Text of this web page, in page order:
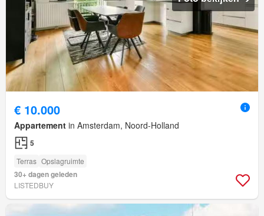
€ 10.000
Appartement in Amsterdam, Noord-Holland
5
Terras Opslagruimte
30+ dagen geleden
LISTEDBUY